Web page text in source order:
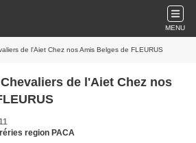
MENU
de l'Aiet Chez nos Amis Belges de FLEURUS
de l'Aiet Chez nos
region PACA